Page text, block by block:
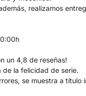
realizamos
un 4,8 de reseñas!
la felicidad de serie.
se muestra a